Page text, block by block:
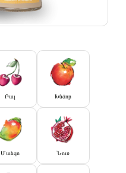
Բալ Խնձոր
Մանգո Նուռ